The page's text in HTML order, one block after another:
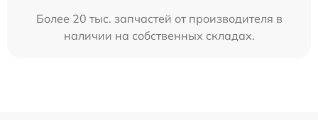
Более 20 тыс. запчастей от производителя в
наличии на собственных складах.